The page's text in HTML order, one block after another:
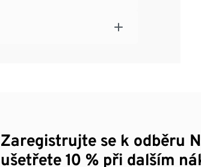
Zaregistrujte se k odběru
ušetřete 10 % při dalším